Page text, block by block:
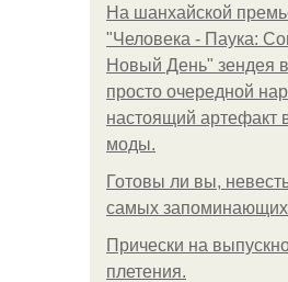
На шанхайской
"Человека - Паука:
Новый День" зендея
просто очередной
настоящий артефакт
моды.
Готовы ли вы,
самых
Прически на
плетения.